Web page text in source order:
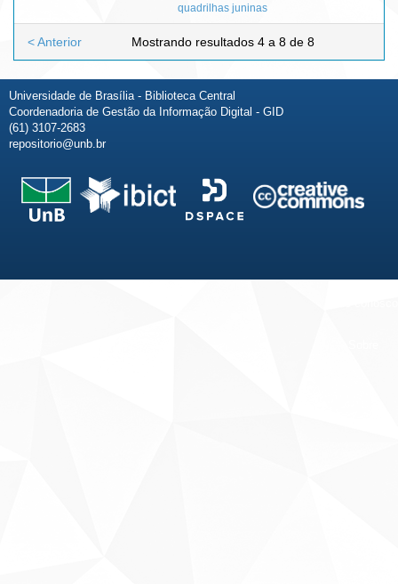
quadrilhas juninas
Mostrando resultados 4 a 8 de 8
< Anterior
Universidade de Brasília - Biblioteca Central
Coordenadoria de Gestão da Informação Digital - GID
(61) 3107-2683
repositorio@unb.br